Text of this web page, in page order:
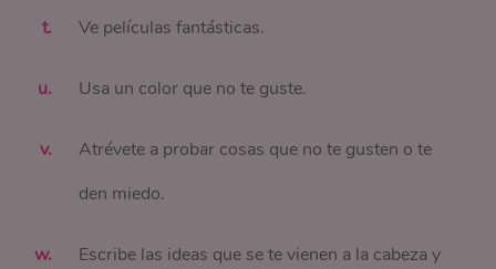
Ve películas fantásticas.
Usa un color que no te guste.
Atrévete a probar cosas que no te gusten o te
den miedo.
Escribe las ideas que se te vienen a la cabeza y